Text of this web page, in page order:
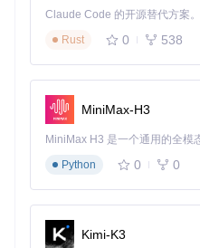
兼容性分析模块 🔍：将收集到
性数据库进行比对。数据库
配置规则生成最优设置。该
展和启动参数，避免手动修改
用户界面模块
🖥️：将复杂的技
Rust
0 538
MiniMax-H3
Python
0 0
Kimi-K3